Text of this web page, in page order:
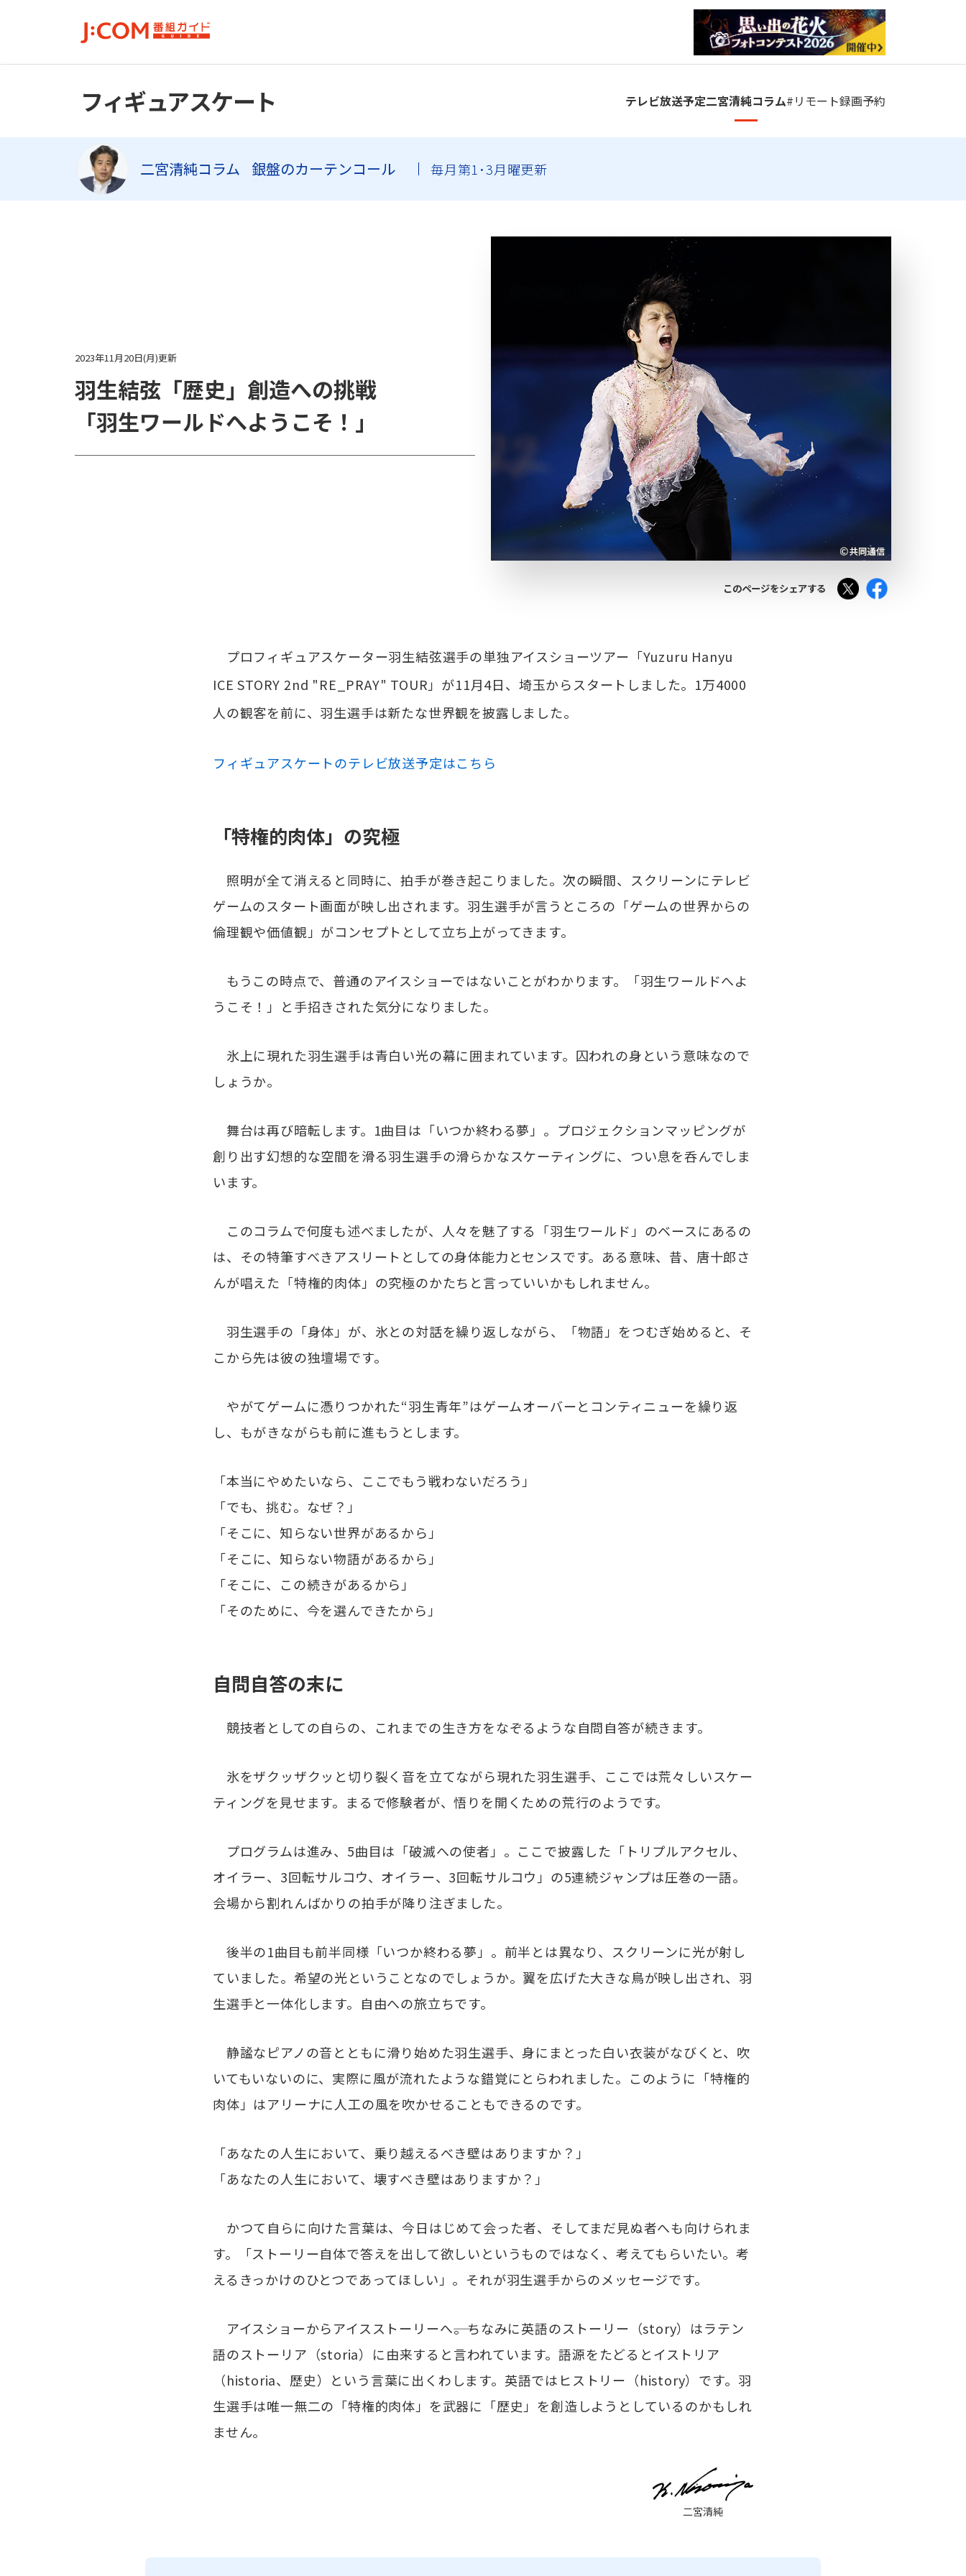
フィギュアスケート テレビ放送予定二宮清純コラム#リモート録画予約
二宮清純コラム 銀盤のカーテンコール 毎月第1･3月曜更新
2023年11月20日(月)更新
羽生結弦「歴史」創造への挑戦
「羽生ワールドへようこそ！」
このページをシェアする Tweet
プロフィギュアスケーター羽生結弦選手の単独アイスショーツアー「Yuzuru Hanyu
ICE STORY 2nd "RE_PRAY" TOUR」が11月4日、埼玉からスタートしました。1万4000
人の観客を前に、羽生選手は新たな世界観を披露しました。
フィギュアスケートのテレビ放送予定はこちら
「特権的肉体」の究極
照明が全て消えると同時に、拍手が巻き起こりました。次の瞬間、スクリーンにテレビ
ゲームのスタート画面が映し出されます。羽生選手が言うところの「ゲームの世界からの
倫理観や価値観」がコンセプトとして立ち上がってきます。
もうこの時点で、普通のアイスショーではないことがわかります。「羽生ワールドへよ
うこそ！」と手招きされた気分になりました。
氷上に現れた羽生選手は青白い光の幕に囲まれています。囚われの身という意味なので
しょうか。
舞台は再び暗転します。1曲目は「いつか終わる夢」。プロジェクションマッピングが
創り出す幻想的な空間を滑る羽生選手の滑らかなスケーティングに、つい息を呑んでしま
います。
このコラムで何度も述べましたが、人々を魅了する「羽生ワールド」のベースにあるの
は、その特筆すべきアスリートとしての身体能力とセンスです。ある意味、昔、唐十郎さ
んが唱えた「特権的肉体」の究極のかたちと言っていいかもしれません。
羽生選手の「身体」が、氷との対話を繰り返しながら、「物語」をつむぎ始めると、そ
こから先は彼の独壇場です。
やがてゲームに憑りつかれた“羽生青年”はゲームオーバーとコンティニューを繰り返
し、もがきながらも前に進もうとします。
「本当にやめたいなら、ここでもう戦わないだろう」
「でも、挑む。なぜ？」
「そこに、知らない世界があるから」
「そこに、知らない物語があるから」
「そこに、この続きがあるから」
「そのために、今を選んできたから」
自問自答の末に
競技者としての自らの、これまでの生き方をなぞるような自問自答が続きます。
氷をザクッザクッと切り裂く音を立てながら現れた羽生選手、ここでは荒々しいスケー
ティングを見せます。まるで修験者が、悟りを開くための荒行のようです。
プログラムは進み、5曲目は「破滅への使者」。ここで披露した「トリプルアクセル、
オイラー、3回転サルコウ、オイラー、3回転サルコウ」の5連続ジャンプは圧巻の一語。
会場から割れんばかりの拍手が降り注ぎました。
後半の1曲目も前半同様「いつか終わる夢」。前半とは異なり、スクリーンに光が射し
ていました。希望の光ということなのでしょうか。翼を広げた大きな鳥が映し出され、羽
生選手と一体化します。自由への旅立ちです。
静謐なピアノの音とともに滑り始めた羽生選手、身にまとった白い衣装がなびくと、吹
いてもいないのに、実際に風が流れたような錯覚にとらわれました。このように「特権的
肉体」はアリーナに人工の風を吹かせることもできるのです。
「あなたの人生において、乗り越えるべき壁はありますか？」
「あなたの人生において、壊すべき壁はありますか？」
かつて自らに向けた言葉は、今日はじめて会った者、そしてまだ見ぬ者へも向けられま
す。「ストーリー自体で答えを出して欲しいというものではなく、考えてもらいたい。考
えるきっかけのひとつであってほしい」。それが羽生選手からのメッセージです。
アイスショーからアイスストーリーへ――。ちなみに英語のストーリー（story）はラテン
語のストーリア（storia）に由来すると言われています。語源をたどるとイストリア
（historia、歴史）という言葉に出くわします。英語ではヒストリー（history）です。羽
生選手は唯一無二の「特権的肉体」を武器に「歴史」を創造しようとしているのかもしれ
ません。
二宮清純